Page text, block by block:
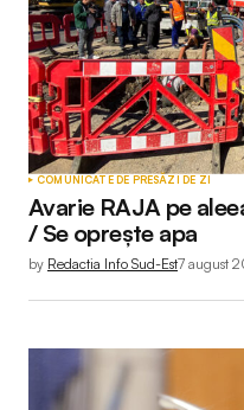
COMUNICATE DE PRESĂZI DE ZI
Avarie RAJA pe
/ Se oprește apa
by Redactia Info Sud-Est7 august